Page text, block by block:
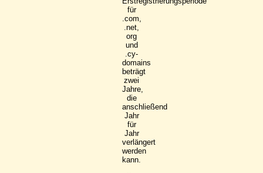
für
.com,
.net,
org
und
.cy-
domains
beträgt
zwei
Jahre,
die
anschließend
Jahr
für
Jahr
verlängert
werden
kann.